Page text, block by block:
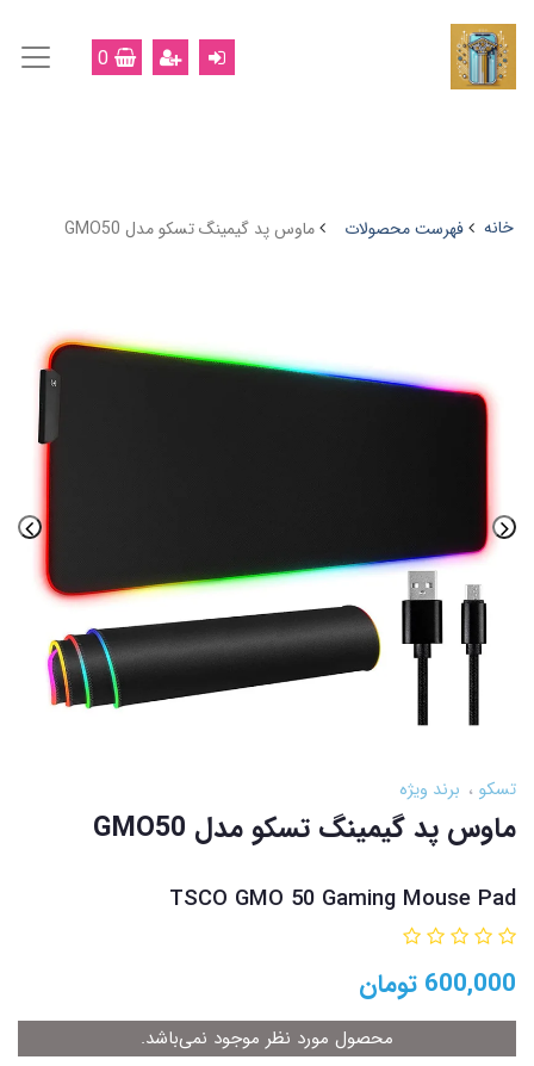
0
خانه فهرست محصولات ماوس پد گیمینگ تسکو مدل GMO50
تسکو برند ویژه
ماوس پد گیمینگ تسکو مدل GMO50
TSCO GMO 50 Gaming Mouse Pad
600,000 تومان
محصول مورد نظر موجود نمی‌باشد.